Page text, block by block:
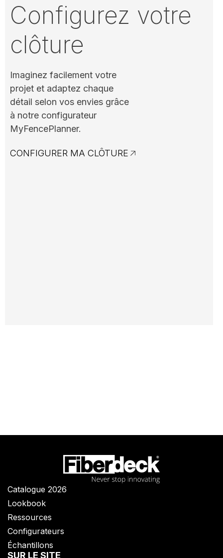
Configurez votre
clôture
Imaginez facilement votre
projet et adaptez chaque
détail selon vos envies grâce
à notre configurateur
MyFencePlanner.
CONFIGURER MA CLÔTURE
Catalogue 2026
Lookbook
Ressources
Configurateurs
Échantillons
SUR LE SITE